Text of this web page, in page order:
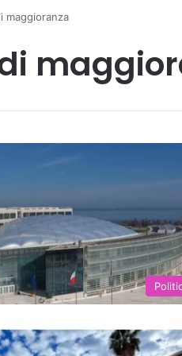
maggioranza